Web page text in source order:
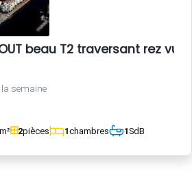
beau T2 traversant rez
la semaine
m² 2pièces 1chambres 1SdB